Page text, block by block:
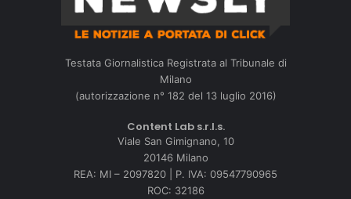
Testata Giornalistica Registrata al Tribunale di
Milano
(autorizzazione n° 182 del 13 luglio 2016)
Content Lab s.r.l.s.
Viale San Gimignano, 10
20146 Milano
REA: MI – 2097820 | P. IVA: 09547790965
ROC: 32186